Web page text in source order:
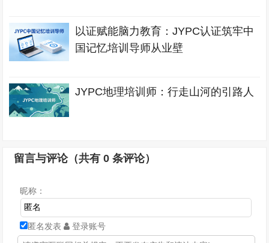
以证赋能脑力教育：JYPC认证筑牢中
国记忆培训导师从业壁
JYPC地理培训师：行走山河的引路人
留言与评论（共有0 条评论）
昵称：
匿名发表 登录账号